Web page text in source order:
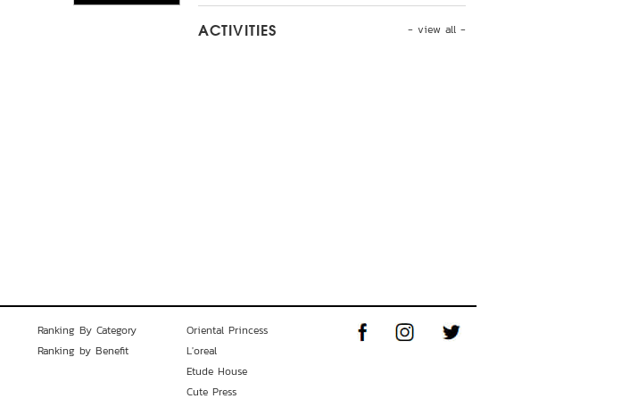
- view all -
ACTIVITIES
Ranking By Category
Ranking by Benefit
Oriental Princess
L'oreal
Etude House
Cute Press